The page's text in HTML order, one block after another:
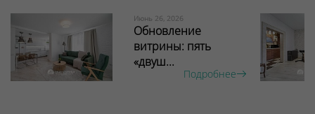
Июнь 26, 2026
Обновление
витрины: пять
«двуш...
Подробнее